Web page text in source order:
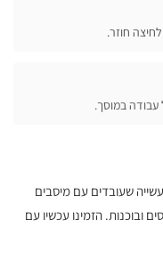
עם מיסבים
הזמינו עכשיו עם